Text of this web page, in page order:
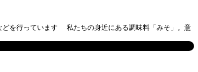
どを行っています 私たちの身近にある調味料「みそ」。意